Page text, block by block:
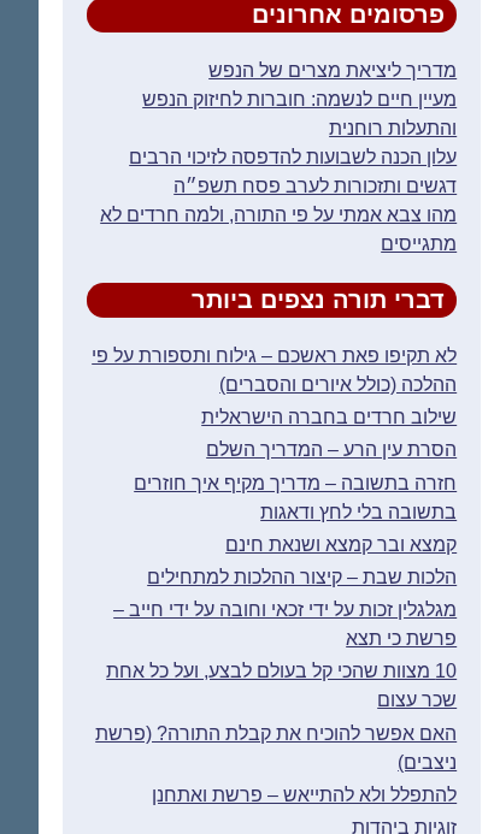
פרסומים אחרונים
מדריך ליציאת מצרים של הנפש
מעיין חיים לנשמה: חוברות לחיזוק הנפש
והתעלות רוחנית
עלון הכנה לשבועות להדפסה לזיכוי הרבים
דגשים ותזכורות לערב פסח תשפ״ה
מהו צבא אמתי על פי התורה, ולמה חרדים לא
מתגייסים
דברי תורה נצפים ביותר
לא תקיפו פאת ראשכם – גילוח ותספורת על פי
ההלכה (כולל איורים והסברים)
שילוב חרדים בחברה הישראלית
הסרת עין הרע – המדריך השלם
חזרה בתשובה – מדריך מקיף איך חוזרים
בתשובה בלי לחץ ודאגות
קמצא ובר קמצא ושנאת חינם
הלכות שבת – קיצור ההלכות למתחילים
מגלגלין זכות על ידי זכאי וחובה על ידי חייב –
פרשת כי תצא
10 מצוות שהכי קל בעולם לבצע, ועל כל אחת
שכר עצום
האם אפשר להוכיח את קבלת התורה? (פרשת
ניצבים)
להתפלל ולא להתייאש – פרשת ואתחנן
זוגיות ביהדות